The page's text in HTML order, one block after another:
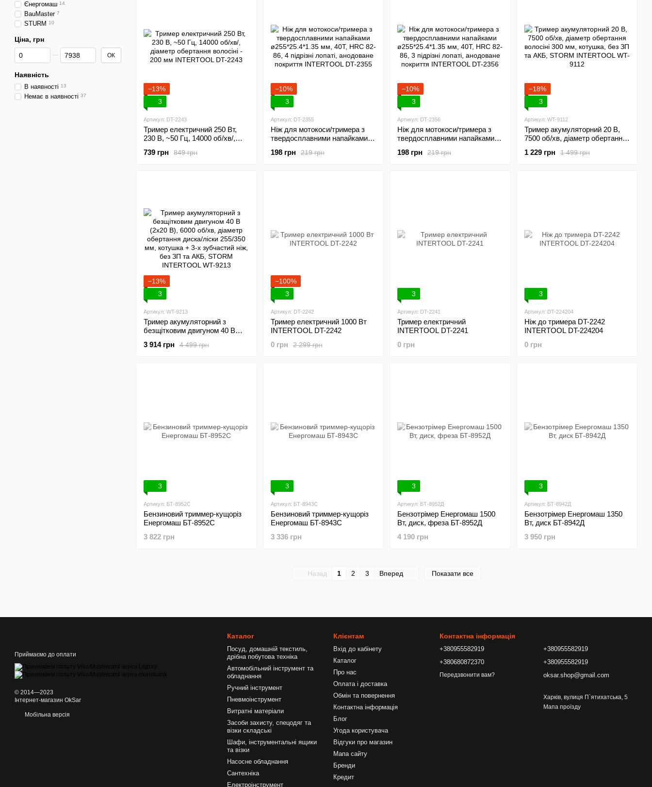
−13%
3
Артикул: DT-2243
Тример електричний 250 Вт,
230 В, ~50 Гц, 14000 об/хв/,
200 мм INTERTOOL DT-2243
849 грн
739 грн
−10%
3
Артикул: DT-2355
Ніж для мотокоси/тримера з
твердосплавними напайками
82-86, 4 підрізні лопаті,
219 грн
198 грн
−10%
3
Артикул: DT-2356
Ніж для мотокоси/тримера з
твердосплавними напайками
82-86, 3 підрізні лопаті,
219 грн
198 грн
−18%
3
Артикул: WT-9112
Тример акумуляторний 20 В,
7500 об/хв, діаметр обертання
ЗП та АКБ, STORM
1 499 грн
1 229 грн
−13%
3
Артикул: WT-9213
Тример акумуляторний з
безщітковим двигуном 40 В
обертання диска/ліски 255/350
4 499 грн
3 914 грн
−100%
3
Артикул: DT-2242
Тример електричний 1000 Вт
INTERTOOL DT-2242
2 299 грн
0 грн
3
Артикул: DT-2241
Тример електричний
INTERTOOL DT-2241
0 грн
3
Артикул: DT-224204
Ніж до тримера DT-2242
INTERTOOL DT-224204
0 грн
3
Артикул: БТ-8952С
Бензиновий триммер-кущоріз
Енергомаш БТ-8952С
3 822 грн
3
Артикул: БТ-8943С
Бензиновий триммер-кущоріз
Енергомаш БТ-8943С
3 336 грн
3
Артикул: БТ-8952Д
Бензотрімер Енергомаш 1500
Вт, диск, фреза БТ-8952Д
4 190 грн
3
Артикул: БТ-8942Д
Бензотрімер Енергомаш 1350
Вт, диск БТ-8942Д
3 950 грн
Назад 1 2 3 Вперед Показати все
Єнергомаш 14
BauMaster 7
STURM 10
Ціна, грн
Від Ціна, грн
До Ціна, грн ОК
Наявність
В наявності 13
Немає в наявності 37
Приймаємо до оплати
© 2014—2023
Інтернет-магазин OkSar
Мобільна версія
Каталог
Посуд, домашній текстиль,
дрібна побутова техніка
Автомобільний інструмент та
обладнання
Ручний інструмент
Пневмоінструмент
Витратні матеріали
Засоби захисту, спецодяг та
візки складські
Шафи, інструментальні ящики
та візки
Насосне обладнання
Сантехніка
Електроінструмент
Клієнтам
Вхід до кабінету
Каталог
Про нас
Оплата і доставка
Обмін та повернення
Контактна інформація
Блог
Угода користувача
Відгуки про магазин
Мапа сайту
Бренди
Кредит
Контактна інформація
+380955582919
+380680872370
Передзвонити вам?
+380955582919
+380955582919
oksar.shop@gmail.com
Харків, вулиця П`ятихатська, 5
Мапа проїзду